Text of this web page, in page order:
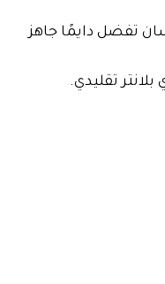
تفضل دايمًا جاهز
تقليدي.